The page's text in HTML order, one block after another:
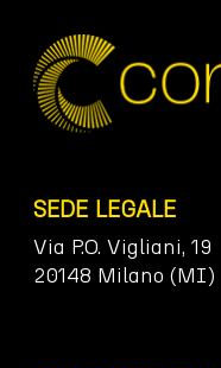
SEDE LEGALE
Via P.O. Vigliani, 19
20148 Milano (MI)